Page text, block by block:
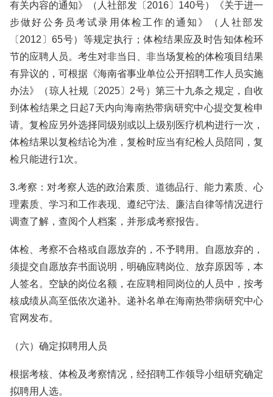
有关内容的通知》（人社部发〔2016〕140号）《关于进一
步做好公务员考试录用体检工作的通知》（人社部发
〔2012〕65号）等规定执行；体检结果应及时告知体检环
节的应聘人员。考生对非当日、非当场复检的体检项目结果
有异议的，可根据《海南省事业单位公开招聘工作人员实施
办法》（琼人社规〔2025〕2号）第三十九条之规定，自收
到体检结果之日起7天内向海南热带病研究中心提交复检申
请。复检应另外选择同级别或以上级别医疗机构进行一次，
体检结果以复检结论为准，复检时应当有纪检人员陪同，复
检只能进行1次。
3.考察：对考察人选的政治素质、道德品行、能力素质、心
理素质、学习和工作表现、遵纪守法、廉洁自律等情况进行
调查了解，查阅个人档案，并形成考察报告。
体检、考察不合格或自愿放弃的，不予聘用。自愿放弃的，
须提交自愿放弃书面说明，明确应聘岗位、放弃原因等，本
人签名。空缺的岗位名额，在应聘相同岗位的人员中，按考
核成绩从高至低依次递补。递补名单在海南热带病研究中心
官网发布。
（六）确定拟聘用人员
根据考核、体检及考察情况，经招聘工作领导小组研究确定
拟聘用人选。